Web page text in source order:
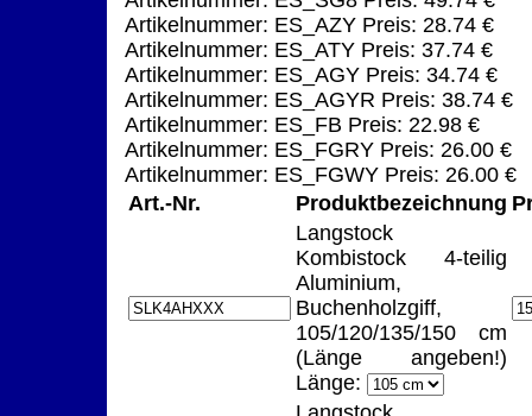
Artikelnummer: ES_AZY Preis: 28.74 €
Artikelnummer: ES_ATY Preis: 37.74 €
Artikelnummer: ES_AGY Preis: 34.74 €
Artikelnummer: ES_AGYR Preis: 38.74 €
Artikelnummer: ES_FB Preis: 22.98 €
Artikelnummer: ES_FGRY Preis: 26.00 €
Artikelnummer: ES_FGWY Preis: 26.00 €
Art.-Nr.
Produktbezeichnung
Langstock
Kombistock 4-teilig
Aluminium,
Buchenholzgiff,
105/120/135/150 cm
(Länge angeben!)
Länge: